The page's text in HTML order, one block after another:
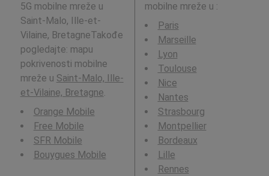
5G mobilne mreže u
Saint-Malo, Ille-et-
Vilaine, BretagneTakođe
pogledajte: mapu
pokrivenosti mobilne
mreže u Saint-Malo, Ille-
et-Vilaine, Bretagne.
Orange Mobile
Free Mobile
SFR Mobile
Bouygues Mobile
mobilne mreže u :
Paris
Marseille
Lyon
Toulouse
Nice
Nantes
Strasbourg
Montpellier
Bordeaux
Lille
Rennes